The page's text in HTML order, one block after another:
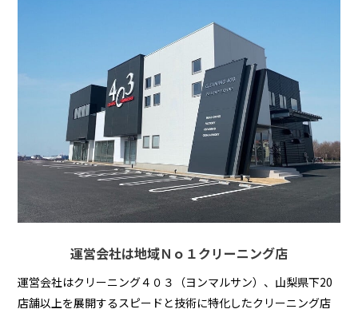
運営会社は地域Ｎｏ１クリーニング店
運営会社はクリーニング４０３（ヨンマルサン）、山梨県下20
店舗以上を展開するスピードと技術に特化したクリーニング店